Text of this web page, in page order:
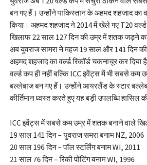
बन गए हैं। उन्होंने पाकिस्तान के अहमद शहजाद का
किया। अहमद शहजाद ने 2014 में खेले गए T20
खिलाफ 22 साल 127 दिन की उम्र में शतक जड़ने का
अब युवराज सामरा ने महज 19 साल और 141 दिन
अहमद शहजाद का वर्ल्ड रिकॉर्ड चकनाचूर कर दिया
वर्ल्ड कप ही नहीं बल्कि ICC इवेंट्स में भी सबसे कम
बल्लेबाज बन गए हैं। उन्होंने आयरलैंड के स्टार
कीर्तिमान ध्वस्त करते हुए यह बड़ी उपलब्धि हासिल
ICC इवेंट्स में सबसे कम उम्र में शतक बनाने वाले
19 साल 141 दिन – युवराज समरा बनाम NZ, 2006
20 साल 196 दिन – पॉल स्टर्लिंग बनाम WI, 2011
21 साल 76 दिन – रिकी पोंटिंग बनाम WI, 1996